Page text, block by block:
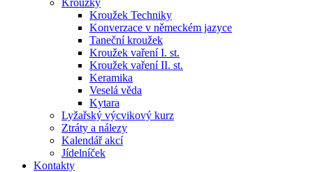
Kroužky
Kroužek Techniky
Konverzace v německém jazyce
Taneční kroužek
Kroužek vaření I. st.
Kroužek vaření II. st.
Keramika
Veselá věda
Kytara
Lyžařský výcvikový kurz
Ztráty a nálezy
Kalendář akcí
Jídelníček
Kontakty